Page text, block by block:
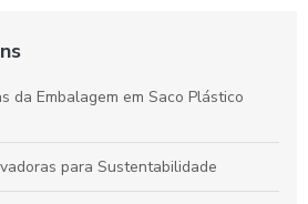
da Embalagem em Saco Plástico
para Sustentabilidade